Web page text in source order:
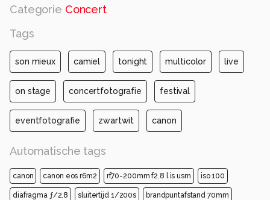
Categorie Concert
Tags
son mieux camiel tonight multicolor live
on stage concertfotografie festival
eventfotografie zwartwit canon
Automatische tags
canon canon eos r6m2 rf70-200mm f2.8 l is usm iso 100
diafragma ƒ/2.8 sluitertijd 1/200s brandpuntafstand 70mm